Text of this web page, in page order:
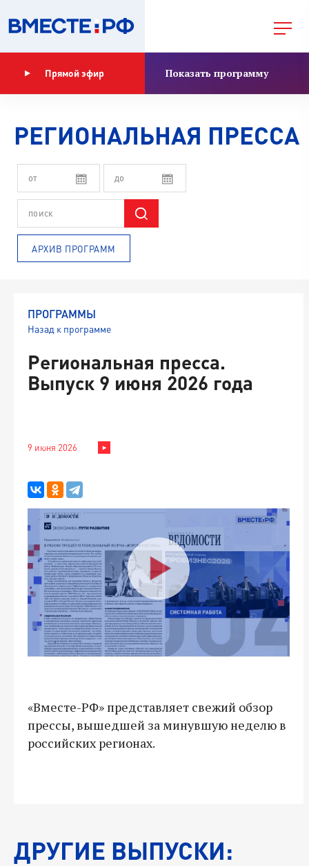
Прямой эфир Показать программу
РЕГИОНАЛЬНАЯ ПРЕССА
АРХИВ ПРОГРАММ
ПРОГРАММЫ
Назад к программе
Региональная пресса.
Выпуск 9 июня 2026 года
9 июня 2026
«Вместе-РФ» представляет свежий обзор
прессы, вышедшей за минувшую неделю в
российских регионах.
ДРУГИЕ ВЫПУСКИ: